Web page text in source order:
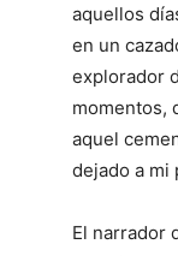
aquellos
en un
explorador
momentos,
aquel
dejado a mi
El narrador